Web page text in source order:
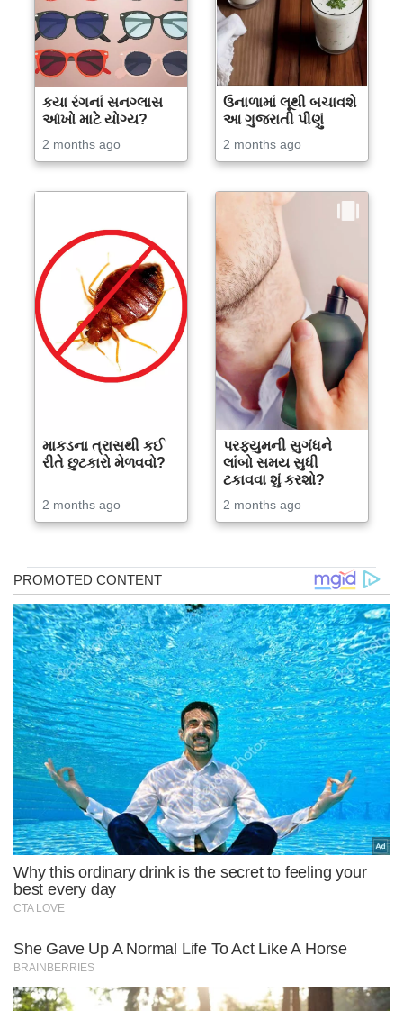
કયા રંગનાં સનગ્લાસ
આંખો માટે યોગ્ય?
2 months ago
ઉનાળામાં લૂથી બચાવશે
આ ગુજરાતી પીણું
2 months ago
માકડના ત્રાસથી કઈ
રીતે છુટકારો મેળવવો?
2 months ago
પરફ્યુમની સુગંધને
લાંબો સમય સુધી
ટકાવવા શું કરશો?
2 months ago